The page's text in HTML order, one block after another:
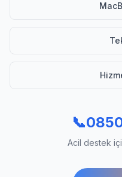
📞
Acil destek